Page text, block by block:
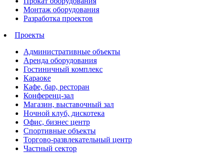
Монтаж оборудования
Разработка проектов
Проекты
Административные объекты
Аренда оборудования
Гостиничный комплекс
Караоке
Кафе, бар, ресторан
Конференц-зал
Магазин, выставочный зал
Ночной клуб, дискотека
Офис, бизнес центр
Спортивные объекты
Торгово-развлекательный центр
Частный сектор